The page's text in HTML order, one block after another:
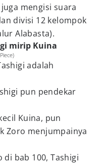
mengisi suara
divisi 12 kelompok
Alabasta).
mirip Kuina
adalah
pun pendekar
Kuina, pun
Zoro menjumpainya
di bab 100, Tashigi